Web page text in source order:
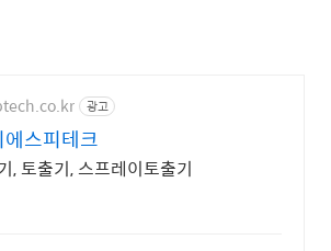
광고
스피테크
, 토출기, 스프레이토출기